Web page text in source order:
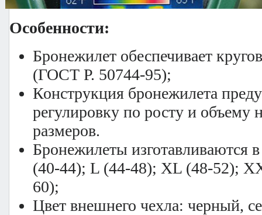
Особенности:
Бронежилет обеспечивает
(ГОСТ Р. 50744-95);
Конструкция бронежилета
регулировку по росту и объему
размеров.
Бронежилеты изготавливаются
(40-44); L (44-48); XL (48-52);
60);
Цвет внешнего чехла: черный,